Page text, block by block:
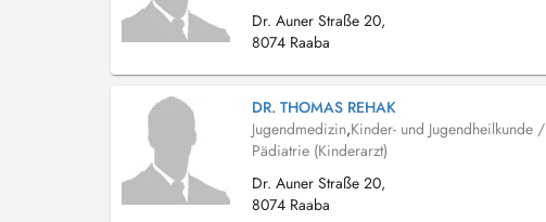
Dr. Auner Straße 20,
8074 Raaba
DR. THOMAS REHAK
Jugendmedizin,Kinder- und Jugendheilkunde /
Pädiatrie (Kinderarzt)
Dr. Auner Straße 20,
8074 Raaba